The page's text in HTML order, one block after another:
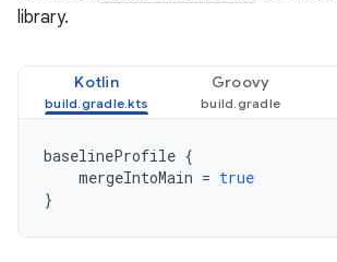
library.
Kotlin Groovy
baselineProfile {
mergeIntoMain = true
}